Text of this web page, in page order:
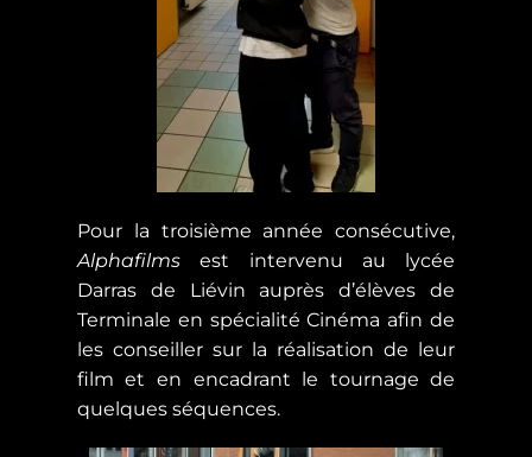
Pour la troisième année consécutive,
Alphafilmsest intervenu au lycée
Darras de Liévin auprès d’élèves de
Terminale en spécialité Cinéma afin de
les conseiller sur la réalisation de leur
film et en encadrant le tournage de
quelques séquences.